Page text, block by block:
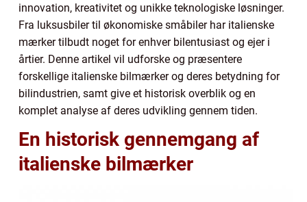
innovation, kreativitet og unikke teknologiske løsninger.
Fra luksusbiler til økonomiske småbiler har italienske
mærker tilbudt noget for enhver bilentusiast og ejer i
årtier. Denne artikel vil udforske og præsentere
forskellige italienske bilmærker og deres betydning for
bilindustrien, samt give et historisk overblik og en
komplet analyse af deres udvikling gennem tiden.
En historisk gennemgang af
italienske bilmærker